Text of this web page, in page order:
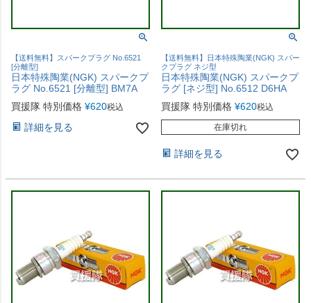
【送料無料】スパークプラグ No.6521
[分離型]
日本特殊陶業(NGK) スパークプ
ラグ No.6521 [分離型] BM7A
買援隊 特別価格 ¥620税込
詳細を見る
【送料無料】日本特殊陶業(NGK) スパー
クプラグ ネジ型
日本特殊陶業(NGK) スパークプ
ラグ [ネジ型] No.6512 D6HA
買援隊 特別価格 ¥620税込
在庫切れ
詳細を見る